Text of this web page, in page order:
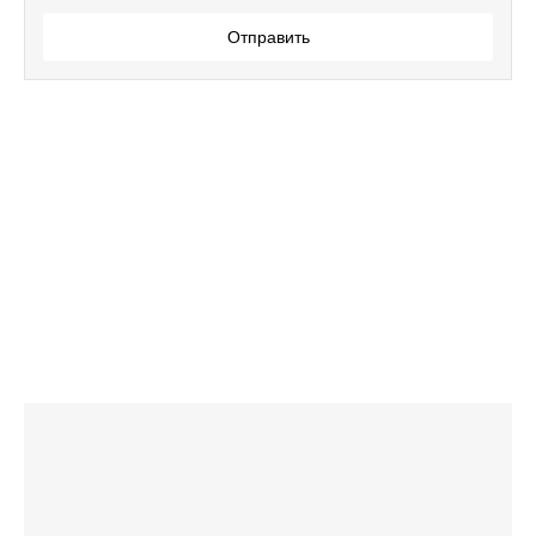
Отправить